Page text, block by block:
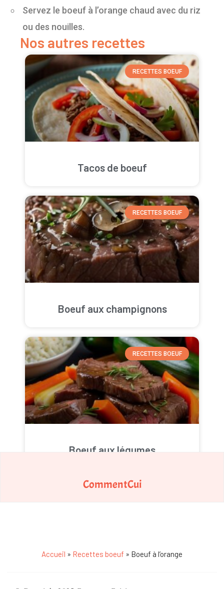
Servez le boeuf à l’orange chaud avec du riz
ou des nouilles.
Nos autres recettes
RECETTES BOEUF
Tacos de boeuf
RECETTES BOEUF
Boeuf aux champignons
RECETTES BOEUF
Boeuf aux légumes
CommentCui
Accueil » Recettes boeuf » Boeuf à l’orange